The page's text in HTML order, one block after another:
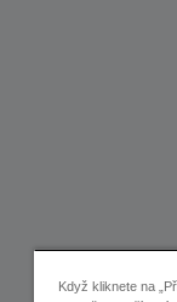
Když kliknete na